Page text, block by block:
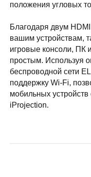
положения угловых
Благодаря двум
вашим устройствам,
игровые консоли, ПК
простым. Используя
беспроводной сети
поддержку Wi-Fi,
мобильных
iProjection.